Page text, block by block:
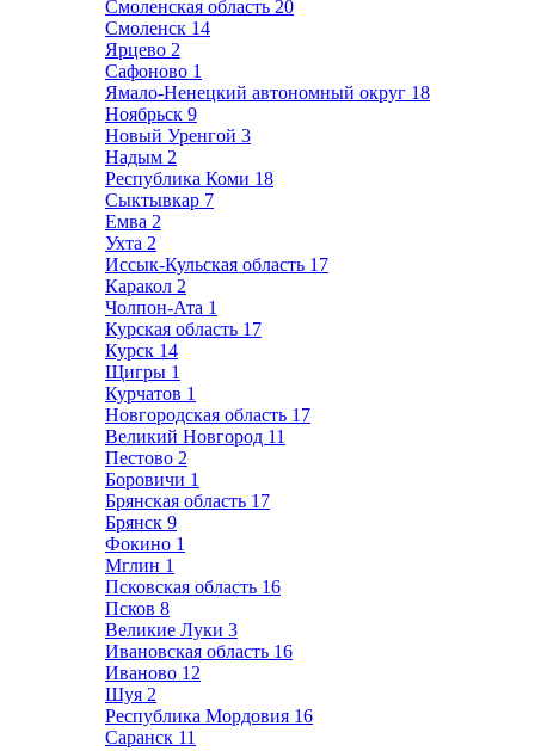
Смоленская область 20
Смоленск 14
Ярцево 2
Сафоново 1
Ямало-Ненецкий автономный округ 18
Ноябрьск 9
Новый Уренгой 3
Надым 2
Республика Коми 18
Сыктывкар 7
Емва 2
Ухта 2
Иссык-Кульская область 17
Каракол 2
Чолпон-Ата 1
Курская область 17
Курск 14
Щигры 1
Курчатов 1
Новгородская область 17
Великий Новгород 11
Пестово 2
Боровичи 1
Брянская область 17
Брянск 9
Фокино 1
Мглин 1
Псковская область 16
Псков 8
Великие Луки 3
Ивановская область 16
Иваново 12
Шуя 2
Республика Мордовия 16
Саранск 11